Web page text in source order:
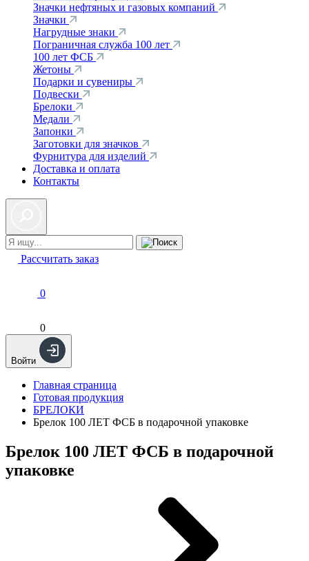
Значки нефтяных и газовых компаний
Значки
Нагрудные знаки
Пограничная служба 100 лет
100 лет ФСБ
Жетоны
Подарки и сувениры
Подвески
Брелоки
Медали
Запонки
Заготовки для значков
Фурнитура для изделий
Доставка и оплата
Контакты
Рассчитать заказ
0
0
Войти
Главная страница
Готовая продукция
БРЕЛОКИ
Брелок 100 ЛЕТ ФСБ в подарочной упаковке
Брелок 100 ЛЕТ ФСБ в подарочной
упаковке